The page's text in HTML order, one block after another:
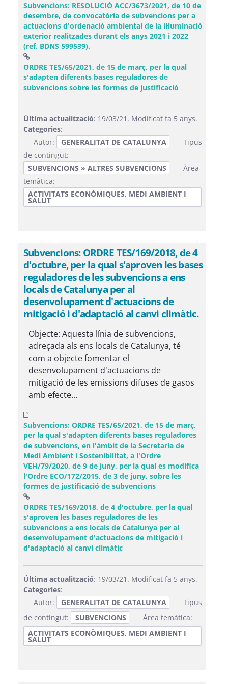
Subvencions: RESOLUCIÓ ACC/3673/2021, de 10 de
desembre, de convocatòria de subvencions per a
actuacions d'ordenació ambiental de la il·luminació
exterior realitzades durant els anys 2021 i 2022
(ref. BDNS 599539).
ORDRE TES/65/2021, de 15 de març, per la qual
s'adapten diferents bases reguladores de
subvencions sobre les formes de justificació
Última actualització: 19/03/21. Modificat fa 5 anys.
Categories:
Autor:
GENERALITAT DE CATALUNYA
Tipus
de contingut:
SUBVENCIONS » ALTRES SUBVENCIONS
Àrea
temàtica:
ACTIVITATS ECONÒMIQUES, MEDI AMBIENT I
SALUT
Subvencions: ORDRE TES/169/2018, de 4
d'octubre, per la qual s'aproven les bases
reguladores de les subvencions a ens
locals de Catalunya per al
desenvolupament d'actuacions de
mitigació i d'adaptació al canvi climàtic.
Objecte: Aquesta línia de subvencions,
adreçada als ens locals de Catalunya, té
com a objecte fomentar el
desenvolupament d'actuacions de
mitigació de les emissions difuses de gasos
amb efecte...
Subvencions: ORDRE TES/65/2021, de 15 de març,
per la qual s'adapten diferents bases reguladores
de subvencions, en l'àmbit de la Secretaria de
Medi Ambient i Sostenibilitat, a l'Ordre
VEH/79/2020, de 9 de juny, per la qual es modifica
l'Ordre ECO/172/2015, de 3 de juny, sobre les
formes de justificació de subvencions
ORDRE TES/169/2018, de 4 d'octubre, per la qual
s'aproven les bases reguladores de les
subvencions a ens locals de Catalunya per al
desenvolupament d'actuacions de mitigació i
d'adaptació al canvi climàtic(Obre una finestra nova)
Última actualització: 19/03/21. Modificat fa 5 anys.
Categories:
Autor:
GENERALITAT DE CATALUNYA
Tipus
de contingut:
SUBVENCIONS
Àrea temàtica:
ACTIVITATS ECONÒMIQUES, MEDI AMBIENT I
SALUT